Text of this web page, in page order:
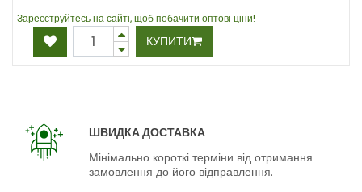
Зареєструйтесь на сайті, щоб побачити оптові ціни!
КУПИТИ
ШВИДКА ДОСТАВКА
Мінімально короткі терміни від отримання
замовлення до його відправлення.